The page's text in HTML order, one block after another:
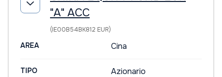
"A" ACC
(IE00B54BK812 EUR)
AREA Cina
TIPO Azionario